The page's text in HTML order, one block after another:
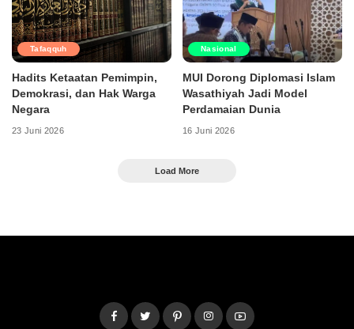
Tafaqquh
Hadits Ketaatan Pemimpin,
Demokrasi, dan Hak Warga
Negara
23 Juni 2026
Nasional
MUI Dorong Diplomasi Islam
Wasathiyah Jadi Model
Perdamaian Dunia
16 Juni 2026
Load More